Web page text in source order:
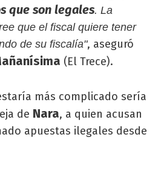
que son legales. La
que el fiscal quiere tener
de su fiscalía", aseguró
(El Trece).
más complicado sería
de Nara, a quien acusan
apuestas ilegales desde